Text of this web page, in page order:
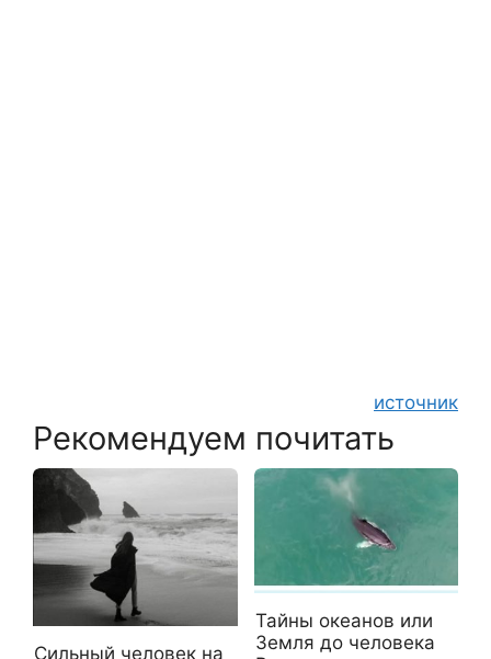
источник
Рекомендуем почитать
Сильный человек на
Тайны океанов или
Земля до человека